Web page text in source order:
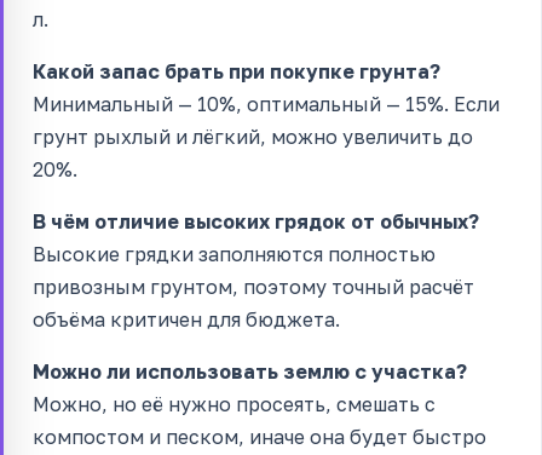
л.
Какой запас брать при покупке грунта?
Минимальный — 10%, оптимальный — 15%. Если
грунт рыхлый и лёгкий, можно увеличить до
20%.
В чём отличие высоких грядок от обычных?
Высокие грядки заполняются полностью
привозным грунтом, поэтому точный расчёт
объёма критичен для бюджета.
Можно ли использовать землю с участка?
Можно, но её нужно просеять, смешать с
компостом и песком, иначе она будет быстро